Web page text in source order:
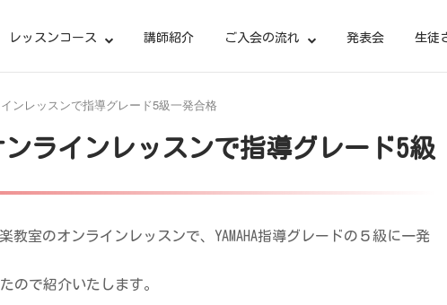
レッスンコース 講師紹介 ご入会の流れ 発表会 生徒
ンレッスンで指導グレード5級一発合格
ラインレッスンで指導グレード5級
室のオンラインレッスンで、YAMAHA指導グレードの５級に一発
ので紹介いたします。